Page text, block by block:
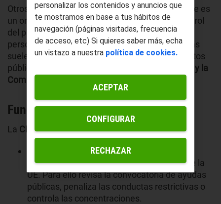
Otros
aspectos que destacan en la CNMCes que es
un organismo público que está sometido al control
del parlamento, pero que tiene su propia
personalidad jurídica. A pesar de que estas siglas
suelen aparecer en muchos lugares o documentos
públicos, la
Comisión Nacional de los Mercados y la
Competencia
tan solo lleva operando 10 años.
Funciones de la CNMC
La CNMCrealiza diferentes funciones:
Velar porque se aplique la normativa de la
defensa y de la competencia española y de la
UE. Para ello revisa la convocatoria de ayudas
públicas, penaliza las conductas restrictivas o
controla las concentraciones.
personalizar los contenidos y anuncios que
te mostramos en base a tus hábitos de
navegación (páginas visitadas, frecuencia
de acceso, etc) Si quieres saber más, echa
un vistazo a nuestra política de cookies.
CONFIGURAR
RECHAZAR
ACEPTAR